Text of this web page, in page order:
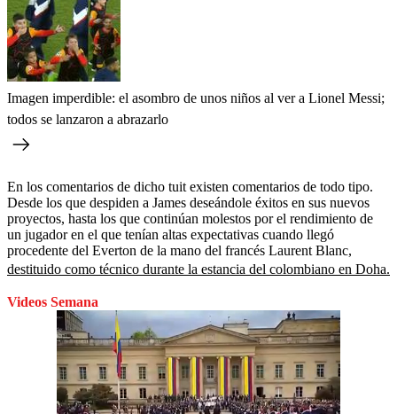
Imagen imperdible: el asombro de unos niños al ver a Lionel Messi;
todos se lanzaron a abrazarlo
En los comentarios de dicho tuit existen comentarios de todo tipo.
Desde los que despiden a James deseándole éxitos en sus nuevos
proyectos, hasta los que continúan molestos por el rendimiento de
un jugador en el que tenían altas expectativas cuando llegó
procedente del Everton de la mano del francés Laurent Blanc,
destituido como técnico durante la estancia del colombiano en Doha.
Videos Semana